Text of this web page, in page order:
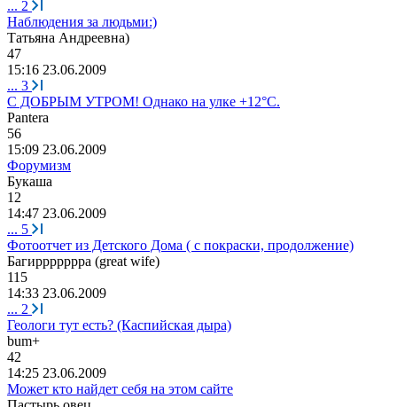
... 2
Наблюдения за людьми:)
Татьяна Андреевна)
47
15:16 23.06.2009
... 3
С ДОБРЫМ УТРОМ! Однако на улке +12°C.
Pаntеra
56
15:09 23.06.2009
Форумизм
Букаша
12
14:47 23.06.2009
... 5
Фотоотчет из Детского Дома ( с покраски, продолжение)
Багиpppppppа (great wife)
115
14:33 23.06.2009
... 2
Геологи тут есть? (Каспийская дыра)
bum+
42
14:25 23.06.2009
Может кто найдет себя на этом сайте